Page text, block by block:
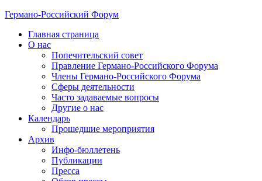
Германо-Российский Форум
Главная страница
О нас
Попечительский совет
Правление Германо-Российского Форума
Члены Германо-Российского Форума
Сферы деятельности
Часто задаваемые вопросы
Другие о нас
Календарь
Прошедшие мероприятия
Архив
Инфо-бюллетень
Публикации
Пресса